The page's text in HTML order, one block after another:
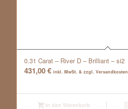
0.31 Carat – River D – Brilliant – si2
431,00€ inkl. MwSt. & zzgl. Versandkosten
In den Warenkorb